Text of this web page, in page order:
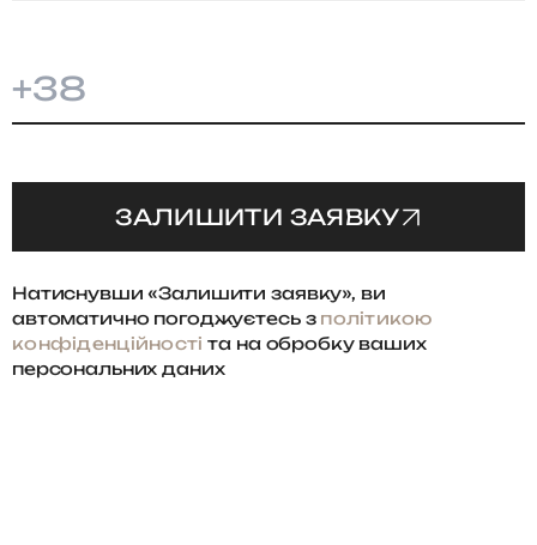
+38
ЗАЛИШИТИ ЗАЯВКУ
Натиснувши «Залишити заявку», ви
автоматично погоджуєтесь з політикою
конфіденційності та на обробку ваших
персональних даних